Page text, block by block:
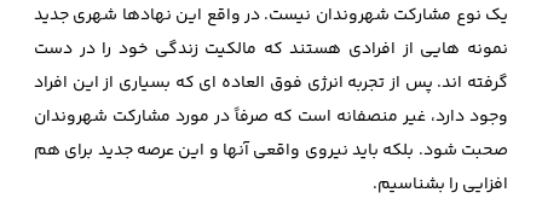
یک نوع مشارکت شهروندان نیست. در واقع این نهادها شهری جدید
نمونه هایی از افرادی هستند که مالکیت زندگی خود را در دست
گرفته اند. پس از تجربه انرژی فوق العاده ای که بسیاری از این افراد
وجود دارد، غیر منصفانه است که صرفاً در مورد مشارکت شهروندان
صحبت شود. بلکه باید نیروی واقعی آنها و این عرصه جدید برای هم
افزایی را بشناسیم.